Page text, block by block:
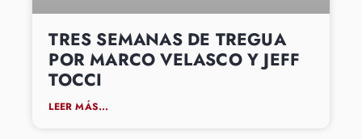
TRES SEMANAS DE TREGUA
POR MARCO VELASCO Y JEFF
TOCCI
LEER MÁS...